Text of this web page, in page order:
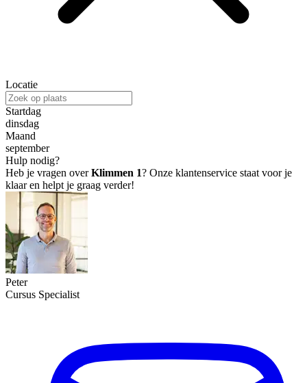
Locatie
Startdag
dinsdag
Maand
september
Hulp nodig?
Heb je vragen overKlimmen 1? Onze klantenservice staat voor je
klaar en helpt je graag verder!
Peter
Cursus Specialist